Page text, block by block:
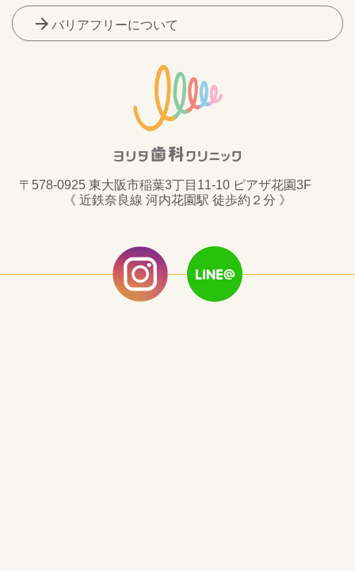
arrow_forward バリアフリーについて
〒578-0925 東大阪市稲葉3丁目11-10 ピアザ花園3F
《 近鉄奈良線 河内花園駅 徒歩約２分 》